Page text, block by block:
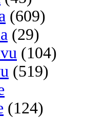
(609)
(29)
(104)
(519)
(124)